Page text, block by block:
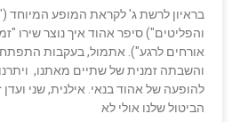
והפליטים") סיפר אהוד איך נוצר שירו
אורחים לרגע"). אתמול, בעקבות
והשבתה זמנית של שתיים מאתנו,
להופעה של אהוד בנאי. אילנית, שני
הביטול שלנו אולי לא